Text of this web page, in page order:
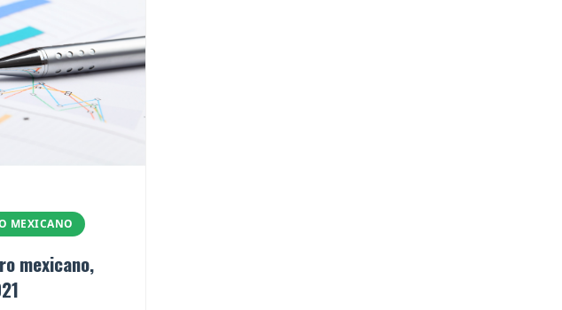
MEXICANO
mexicano,